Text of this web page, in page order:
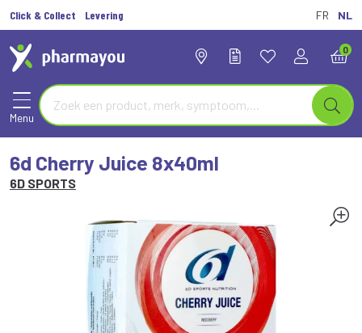
Click & Collect Levering FR NL
0
Menu
6d Cherry Juice 8x40ml
6D SPORTS